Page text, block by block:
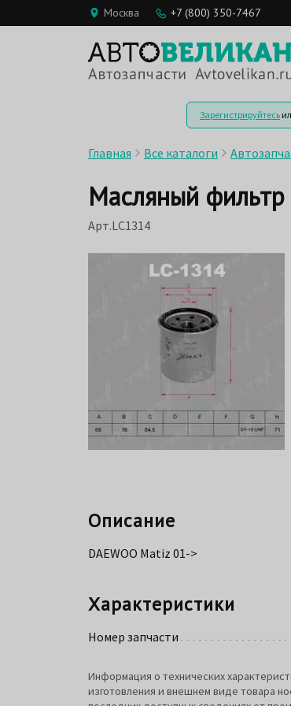
Москва +7 (800) 350-7467
Зарегистрируйтесь
Главная Все каталоги
Масляный фильтр
Арт.LC1314
Описание
DAEWOO Matiz 01->
Характеристики
Номер запчасти
Информация о технических
изготовления и внешнем виде товара